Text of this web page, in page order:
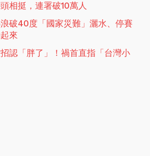
相挺，連署破10萬人
破40度「國家災難」灑水、停賽
來
認「胖了」！禍首直指「台灣小